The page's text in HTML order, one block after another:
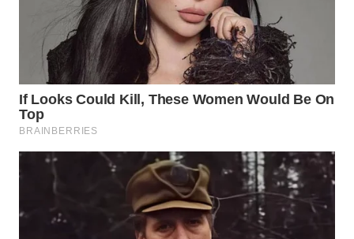
LAMPUNG
WN
JATENG
WN
NUSANTARA
WN
JOGJA
WN